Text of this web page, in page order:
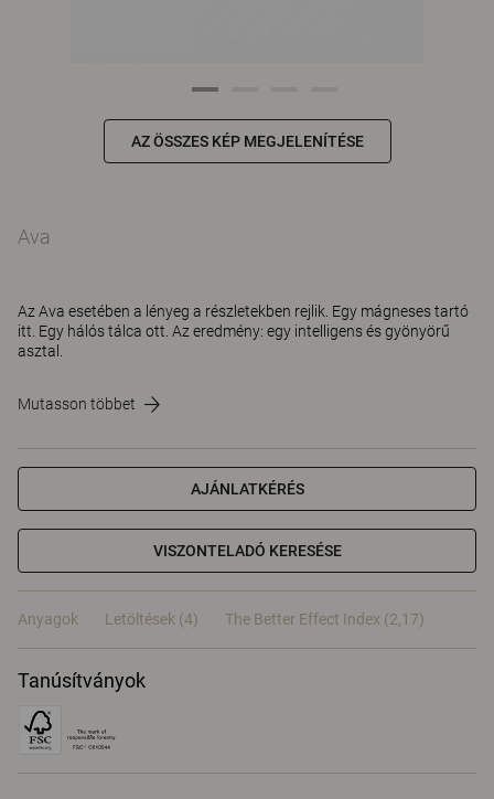
AZ ÖSSZES KÉP MEGJELENÍTÉSE
Ava
Az Ava esetében a lényeg a részletekben rejlik. Egy mágneses tartó
itt. Egy hálós tálca ott. Az eredmény: egy intelligens és gyönyörű
asztal.
Mutasson többet
AJÁNLATKÉRÉS
VISZONTELADÓ KERESÉSE
Anyagok Letöltések (4) The Better Effect Index (2,17)
Tanúsítványok